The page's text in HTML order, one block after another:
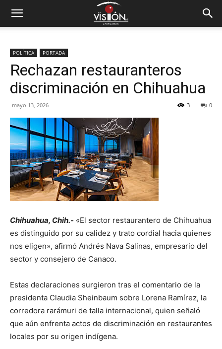
POLÍTICA PORTADA
Rechazan restauranteros
discriminación en Chihuahua
mayo 13, 2026 0
3
Chihuahua, Chih.- «El sector restaurantero de Chihuahua
es distinguido por su calidez y trato cordial hacia quienes
nos eligen», afirmó Andrés Nava Salinas, empresario del
sector y consejero de Canaco.
Estas declaraciones surgieron tras el comentario de la
presidenta Claudia Sheinbaum sobre Lorena Ramírez, la
corredora rarámuri de talla internacional, quien señaló
que aún enfrenta actos de discriminación en restaurantes
locales por su origen indígena.